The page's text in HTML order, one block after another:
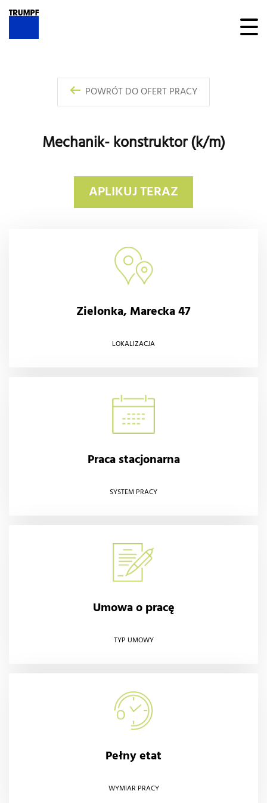
POWRÓT DO OFERT PRACY
Mechanik- konstruktor (k/m)
APLIKUJ TERAZ
Zielonka, Marecka 47
LOKALIZACJA
Praca stacjonarna
SYSTEM PRACY
Umowa o pracę
TYP UMOWY
Pełny etat
WYMIAR PRACY